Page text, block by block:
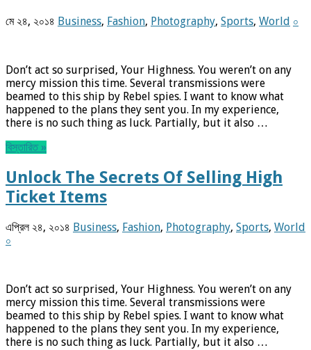
মে ২৪, ২০১৪ Business, Fashion, Photography, Sports, World ০
Don’t act so surprised, Your Highness. You weren’t on any
mercy mission this time. Several transmissions were
beamed to this ship by Rebel spies. I want to know what
happened to the plans they sent you. In my experience,
there is no such thing as luck. Partially, but it also …
বিস্তারিত »
Unlock The Secrets Of Selling High
Ticket Items
এপ্রিল ২৪, ২০১৪ Business, Fashion, Photography, Sports, World
০
Don’t act so surprised, Your Highness. You weren’t on any
mercy mission this time. Several transmissions were
beamed to this ship by Rebel spies. I want to know what
happened to the plans they sent you. In my experience,
there is no such thing as luck. Partially, but it also …